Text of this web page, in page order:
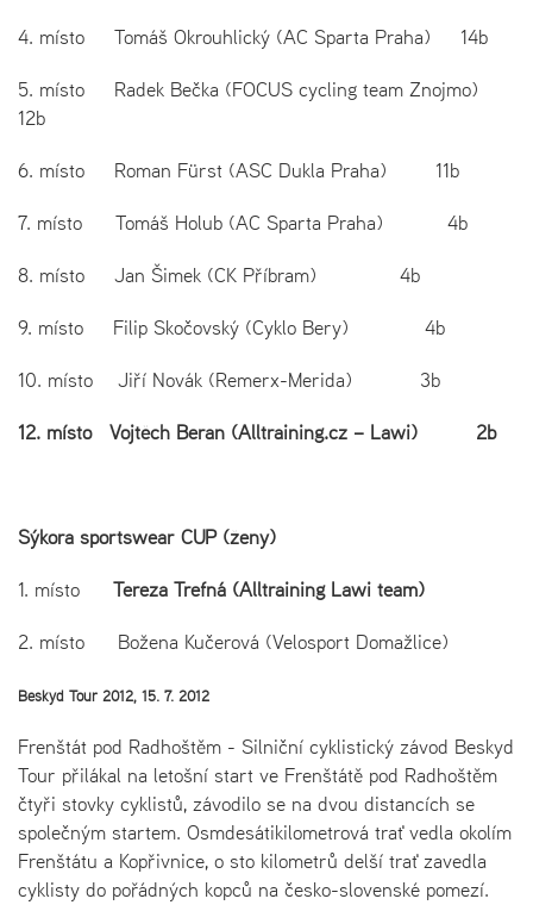
4. místo Tomáš Okrouhlický (AC Sparta Praha) 14b
5. místo Radek Bečka (FOCUS cycling team Znojmo)
12b
6. místo Roman Fürst (ASC Dukla Praha) 11b
7. místo Tomáš Holub (AC Sparta Praha) 4b
8. místo Jan Šimek (CK Příbram) 4b
9. místo Filip Skočovský (Cyklo Bery) 4b
10. místo Jiří Novák (Remerx-Merida) 3b
12. místo Vojtěch Beran (Alltraining.cz – Lawi) 2b
Sýkora sportswear CUP (ženy)
1. místo
Tereza Trefná (Alltraining Lawi team)
2. místo Božena Kučerová (Velosport Domažlice)
Beskyd Tour 2012, 15. 7. 2012
Frenštát pod Radhoštěm - Silniční cyklistický závod Beskyd
Tour přilákal na letošní start ve Frenštátě pod Radhoštěm
čtyři stovky cyklistů, závodilo se na dvou distancích se
společným startem. Osmdesátikilometrová trať vedla okolím
Frenštátu a Kopřivnice, o sto kilometrů delší trať zavedla
cyklisty do pořádných kopců na česko-slovenské pomezí.